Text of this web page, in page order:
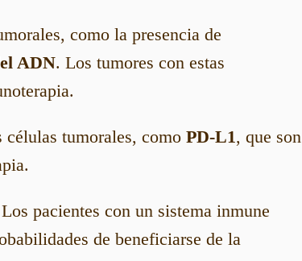
como la presencia de
ADN. Los tumores con estas
células tumorales, como PD-L1, que son
pacientes con un sistema inmune
de beneficiarse de la